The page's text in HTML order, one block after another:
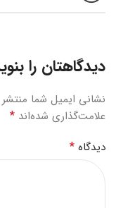
دیدگاهتان را
نشانی ایمیل شما
علامت‌گذاری شده‌اند *
دیدگاه *